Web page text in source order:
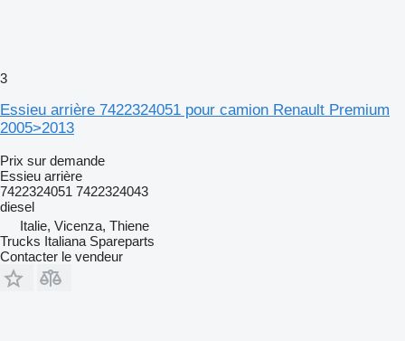
3
Essieu arrière 7422324051 pour camion Renault Premium
2005>2013
Prix sur demande
Essieu arrière
7422324051 7422324043
diesel
Italie, Vicenza, Thiene
Trucks Italiana Spareparts
Contacter le vendeur